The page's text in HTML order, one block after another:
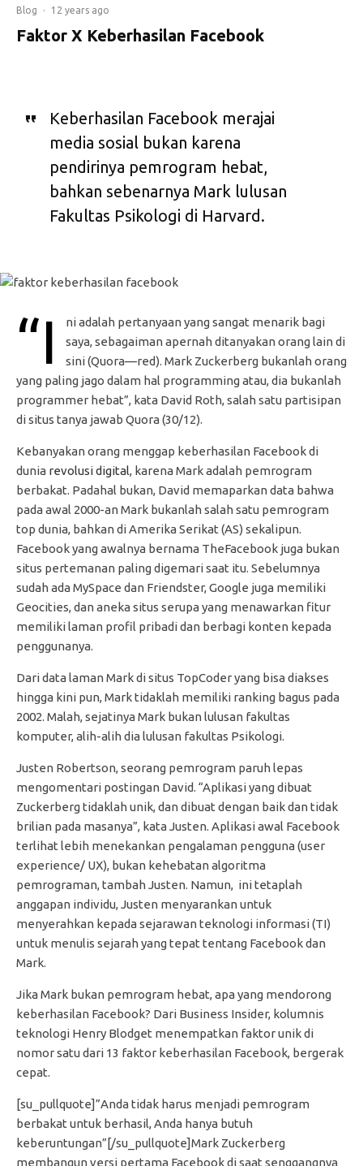
Blog · 12 years ago
Faktor X Keberhasilan Facebook
Keberhasilan Facebook merajai
media sosial bukan karena
pendirinya pemrogram hebat,
bahkan sebenarnya Mark lulusan
Fakultas Psikologi di Harvard.
“I
ni adalah pertanyaan yang sangat menarik bagi
saya, sebagaiman apernah ditanyakan orang lain di
sini (Quora—red). Mark Zuckerberg bukanlah orang
yang paling jago dalam hal programming atau, dia bukanlah
programmer hebat”, kata David Roth, salah satu partisipan
di situs tanya jawab Quora (30/12).
Kebanyakan orang menggap keberhasilan Facebook di
dunia revolusi digital, karena Mark adalah pemrogram
berbakat. Padahal bukan, David memaparkan data bahwa
pada awal 2000-an Mark bukanlah salah satu pemrogram
top dunia, bahkan di Amerika Serikat (AS) sekalipun.
Facebook yang awalnya bernama TheFacebook juga bukan
situs pertemanan paling digemari saat itu. Sebelumnya
sudah ada MySpace dan Friendster, Google juga memiliki
Geocities, dan aneka situs serupa yang menawarkan fitur
memiliki laman profil pribadi dan berbagi konten kepada
penggunanya.
Dari data laman Mark di situs TopCoder yang bisa diakses
hingga kini pun, Mark tidaklah memiliki ranking bagus pada
2002. Malah, sejatinya Mark bukan lulusan fakultas
komputer, alih-alih dia lulusan fakultas Psikologi.
Justen Robertson, seorang pemrogram paruh lepas
mengomentari postingan David. “Aplikasi yang dibuat
Zuckerberg tidaklah unik, dan dibuat dengan baik dan tidak
brilian pada masanya”, kata Justen. Aplikasi awal Facebook
terlihat lebih menekankan pengalaman pengguna (user
experience/ UX), bukan kehebatan algoritma
pemrograman, tambah Justen. Namun, ini tetaplah
anggapan individu, Justen menyarankan untuk
menyerahkan kepada sejarawan teknologi informasi (TI)
untuk menulis sejarah yang tepat tentang Facebook dan
Mark.
Jika Mark bukan pemrogram hebat, apa yang mendorong
keberhasilan Facebook? Dari Business Insider, kolumnis
teknologi Henry Blodget menempatkan faktor unik di
nomor satu dari 13 faktor keberhasilan Facebook, bergerak
cepat.
[su_pullquote]”Anda tidak harus menjadi pemrogram
berbakat untuk berhasil, Anda hanya butuh
keberuntungan”[/su_pullquote]Mark Zuckerberg
membangun versi pertama Facebook di saat senggangnya